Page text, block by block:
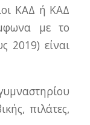
ΚΑΔ ή ΚΑΔ
με το
2019) είναι
πιλάτες,